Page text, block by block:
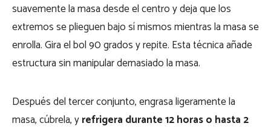
suavemente la masa desde el centro y deja que los
extremos se plieguen bajo sí mismos mientras la masa se
enrolla. Gira el bol 90 grados y repite. Esta técnica añade
estructura sin manipular demasiado la masa.
Después del tercer conjunto, engrasa ligeramente la
masa, cúbrela, yrefrigera durante 12 horas o hasta 2